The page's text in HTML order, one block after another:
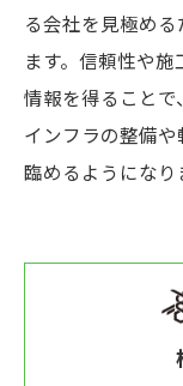
る会社を見極め
ます。信頼性や
情報を得ること
インフラの整備
臨めるようになり